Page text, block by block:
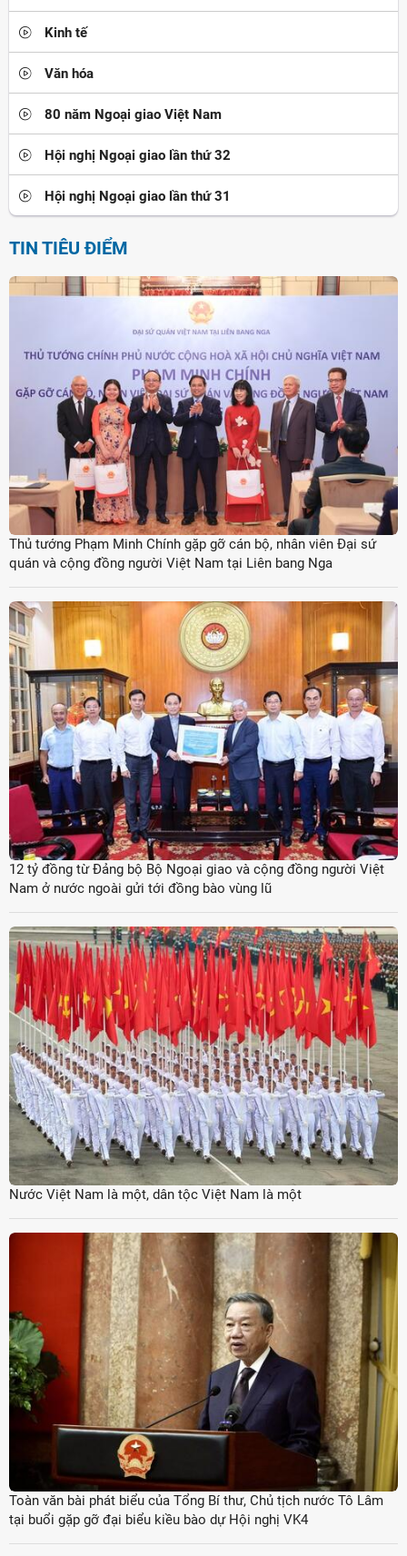
Kinh tế
Văn hóa
80 năm Ngoại giao Việt Nam
Hội nghị Ngoại giao lần thứ 32
Hội nghị Ngoại giao lần thứ 31
TIN TIÊU ĐIỂM
Thủ tướng Phạm Minh Chính gặp gỡ cán bộ, nhân viên Đại sứ
quán và cộng đồng người Việt Nam tại Liên bang Nga
12 tỷ đồng từ Đảng bộ Bộ Ngoại giao và cộng đồng người Việt
Nam ở nước ngoài gửi tới đồng bào vùng lũ
Nước Việt Nam là một, dân tộc Việt Nam là một
Toàn văn bài phát biểu của Tổng Bí thư, Chủ tịch nước Tô Lâm
tại buổi gặp gỡ đại biểu kiều bào dự Hội nghị VK4